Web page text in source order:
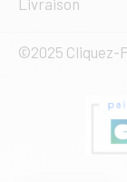
©2025 Cliquez-